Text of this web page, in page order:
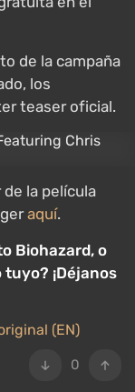
de la campaña
los
teaser oficial.
la película
aquí.
Biohazard, o
¡Déjanos
(EN)
0